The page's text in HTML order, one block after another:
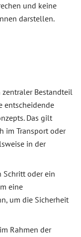
und keine
darstellen.
zentraler Bestandteil
entscheidende
Das gilt
im Transport oder
in der
Schritt oder ein
eine
um die Sicherheit
Rahmen der